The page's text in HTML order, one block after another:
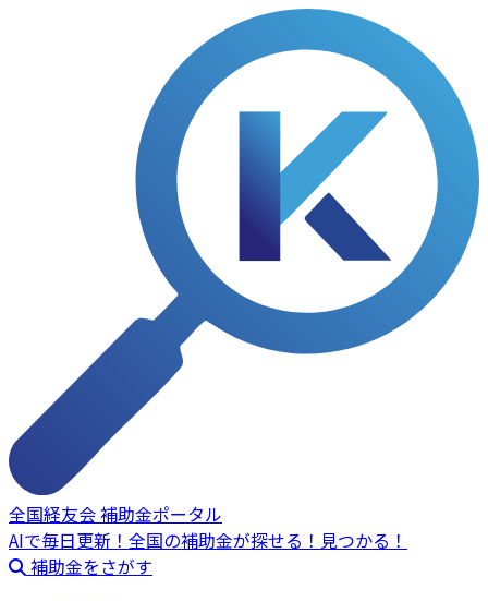
全国経友会 補助金ポータル
AIで毎日更新！全国の補助金が探せる！見つかる！
補助金をさがす